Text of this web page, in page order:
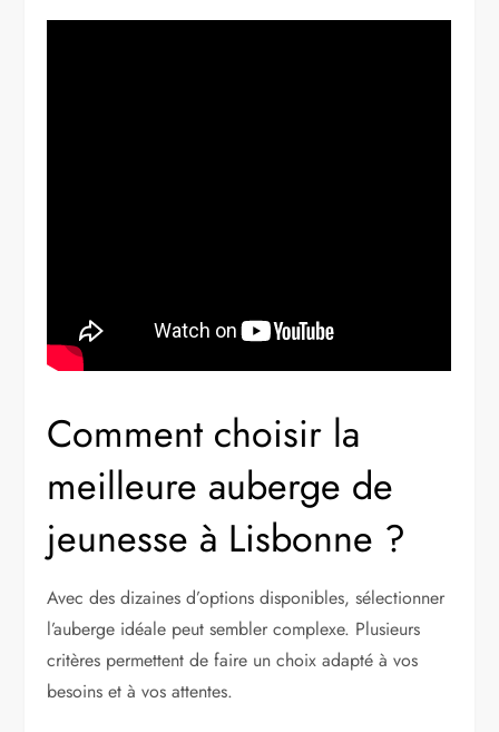
Comment choisir la
meilleure auberge de
jeunesse à Lisbonne ?
Avec des dizaines d’options disponibles, sélectionner
l’auberge idéale peut sembler complexe. Plusieurs
critères permettent de faire un choix adapté à vos
besoins et à vos attentes.